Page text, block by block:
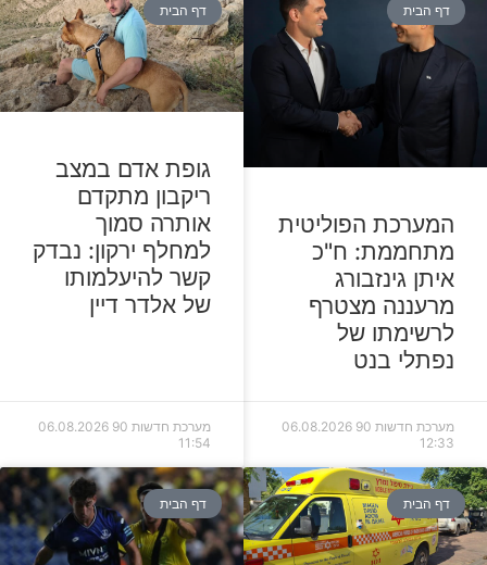
דף הבית
המערכת הפוליטית
מתחממת: ח"כ
איתן גינזבורג
מרעננה מצטרף
לרשימתו של
נפתלי בנט
מערכת חדשות 90
06.08.2026
12:33
דף הבית
גופת אדם במצב
ריקבון מתקדם
אותרה סמוך
למחלף ירקון: נבדק
קשר להיעלמותו
של אלדר דיין
מערכת חדשות 90
06.08.2026
11:54
דף הבית דף הבית